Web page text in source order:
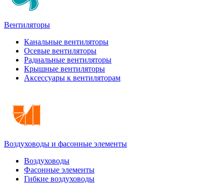
Вентиляторы
Канальные вентиляторы
Осевые вентиляторы
Радиальные вентиляторы
Крышные вентиляторы
Аксессуары к вентиляторам
Воздуховоды и фасонные элементы
Воздуховоды
Фасонные элементы
Гибкие воздуховоды